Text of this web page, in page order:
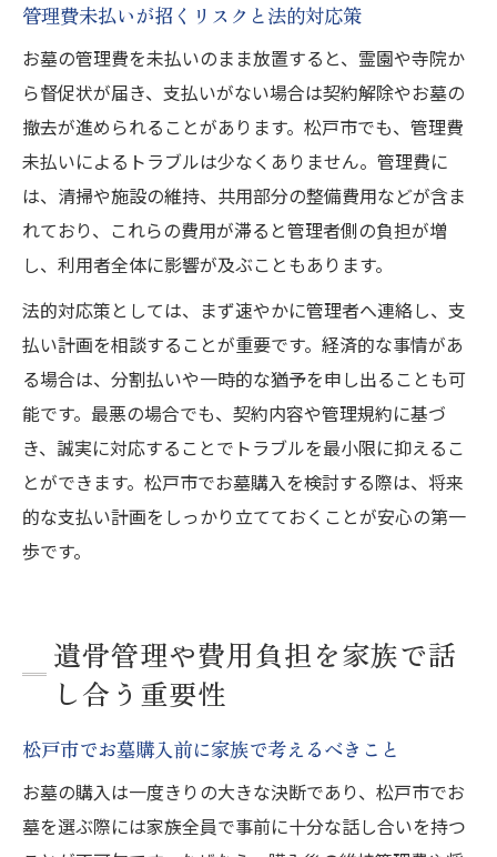
管理費未払いが招くリスクと法的対応策
お墓の管理費を未払いのまま放置すると、霊園や寺院か
ら督促状が届き、支払いがない場合は契約解除やお墓の
撤去が進められることがあります。松戸市でも、管理費
未払いによるトラブルは少なくありません。管理費に
は、清掃や施設の維持、共用部分の整備費用などが含ま
れており、これらの費用が滞ると管理者側の負担が増
し、利用者全体に影響が及ぶこともあります。
法的対応策としては、まず速やかに管理者へ連絡し、支
払い計画を相談することが重要です。経済的な事情があ
る場合は、分割払いや一時的な猶予を申し出ることも可
能です。最悪の場合でも、契約内容や管理規約に基づ
き、誠実に対応することでトラブルを最小限に抑えるこ
とができます。松戸市でお墓購入を検討する際は、将来
的な支払い計画をしっかり立てておくことが安心の第一
歩です。
遺骨管理や費用負担を家族で話
し合う重要性
松戸市でお墓購入前に家族で考えるべきこと
お墓の購入は一度きりの大きな決断であり、松戸市でお
墓を選ぶ際には家族全員で事前に十分な話し合いを持つ